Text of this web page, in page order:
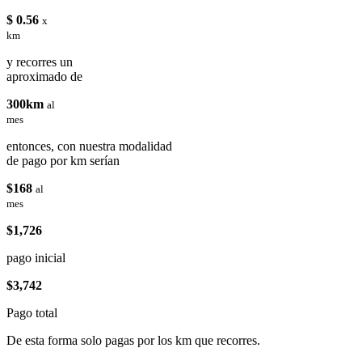
$ 0.56 x
km
y recorres un
aproximado de
300km al
mes
entonces, con nuestra modalidad
de pago por km serían
$168 al
mes
$1,726
pago inicial
$3,742
Pago total
De esta forma solo pagas por los km que recorres.